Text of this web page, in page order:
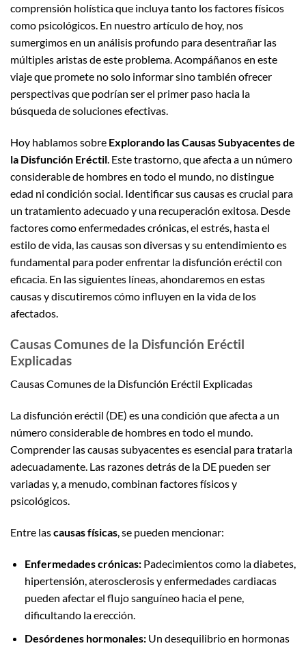
comprensión holística que incluya tanto los factores físicos
como psicológicos. En nuestro artículo de hoy, nos
sumergimos en un análisis profundo para desentrañar las
múltiples aristas de este problema. Acompáñanos en este
viaje que promete no solo informar sino también ofrecer
perspectivas que podrían ser el primer paso hacia la
búsqueda de soluciones efectivas.
Hoy hablamos sobre Explorando las Causas Subyacentes de
la Disfunción Eréctil . Este trastorno, que afecta a un número
considerable de hombres en todo el mundo, no distingue
edad ni condición social. Identificar sus causas es crucial para
un tratamiento adecuado y una recuperación exitosa. Desde
factores como enfermedades crónicas, el estrés, hasta el
estilo de vida, las causas son diversas y su entendimiento es
fundamental para poder enfrentar la disfunción eréctil con
eficacia. En las siguientes líneas, ahondaremos en estas
causas y discutiremos cómo influyen en la vida de los
afectados.
Causas Comunes de la Disfunción Eréctil
Explicadas
Causas Comunes de la Disfunción Eréctil Explicadas
La disfunción eréctil (DE) es una condición que afecta a un
número considerable de hombres en todo el mundo.
Comprender las causas subyacentes es esencial para tratarla
adecuadamente. Las razones detrás de la DE pueden ser
variadas y, a menudo, combinan factores físicos y
psicológicos.
Entre lascausas físicas , se pueden mencionar:
Enfermedades crónicas:Padecimientos como la diabetes,
hipertensión, aterosclerosis y enfermedades cardiacas
pueden afectar el flujo sanguíneo hacia el pene,
dificultando la erección.
Desórdenes hormonales:Un desequilibrio en hormonas